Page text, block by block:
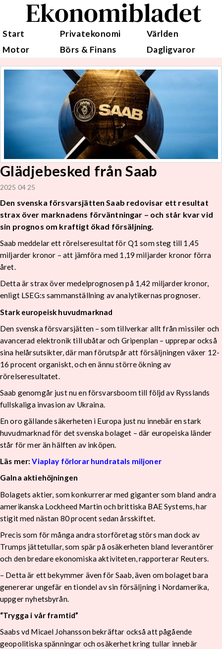
Ekonomibladet
Start Privatekonomi
Världen
Motor
Börs & Finans Dagligvaror
Glädjebesked från Saab
2025 04 25
Den svenska försvarsjätten Saab redovisar ett resultat
strax över marknadens förväntningar – och står kvar vid
sin prognos om kraftigt ökad försäljning.
Saab meddelar ett rörelseresultat för Q1 som steg till 1,45
miljarder kronor – att jämföra med 1,19 miljarder kronor förra
året.
Detta är strax över medelprognosen på 1,42 miljarder kronor,
enligt LSEG:s sammanställning av analytikernas prognoser.
Stark europeisk huvudmarknad
Den svenska försvarsjätten – som tillverkar allt från missiler och
avancerad elektronik till ubåtar och Gripenplan – upprepar också
sina helårsutsikter, där man förutspår att försäljningen växer 12-
16 procent organiskt, och en ännu större ökning av
rörelseresultatet.
Saab genomgår just nu en försvarsboom till följd av Rysslands
fullskaliga invasion av Ukraina.
En oro gällande säkerheten i Europa just nu innebär en stark
huvudmarknad för det svenska bolaget – där europeiska länder
står för mer än hälften av inköpen.
Läs mer:Viaplay förlorar hundratals miljoner
Galna aktiehöjningen
Bolagets aktier, som konkurrerar med giganter som bland andra
amerikanska Lockheed Martin och brittiska BAE Systems, har
stigit med nästan 80 procent sedan årsskiftet.
Precis som för många andra storföretag störs man dock av
Trumps jättetullar, som spär på osäkerheten bland leverantörer
och den bredare ekonomiska aktiviteten, rapporterar Reuters.
– Detta är ett bekymmer även för Saab, även om bolaget bara
genererar ungefär en tiondel av sin försäljning i Nordamerika,
uppger nyhetsbyrån.
“Trygga i vår framtid”
Saabs vd Micael Johansson bekräftar också att pågående
geopolitiska spänningar och osäkerhet kring tullar innebär